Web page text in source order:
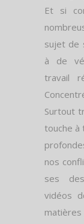
Et si
sujet de
à de
travail
Surtout
touche à
nos
ses
vidéos
matières